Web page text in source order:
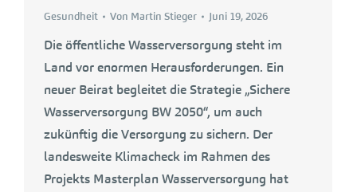
Gesundheit Von Martin Stieger Juni 19, 2026
Die öffentliche Wasserversorgung steht im
Land vor enormen Herausforderungen. Ein
neuer Beirat begleitet die Strategie „Sichere
Wasserversorgung BW 2050“, um auch
zukünftig die Versorgung zu sichern. Der
landesweite Klimacheck im Rahmen des
Projekts Masterplan Wasserversorgung hat